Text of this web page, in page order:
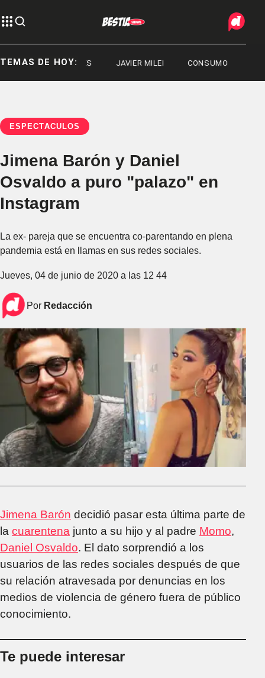
TEMAS DE HOY:
DEPORTES JAVIER MILEI CONSUMO
ESPECTÁCULOS
Jimena Barón y Daniel
Osvaldo a puro "palazo" en
Instagram
La ex- pareja que se encuentra co-parentando en plena
pandemia está en llamas en sus redes sociales.
Jueves, 04 de junio de 2020 a las 12 44
Por Redacción
Jimena Barón decidió pasar esta última parte de
la cuarentena junto a su hijo y al padre Momo,
Daniel Osvaldo. El dato sorprendió a los
usuarios de las redes sociales después de que
su relación atravesada por denuncias en los
medios de violencia de género fuera de público
conocimiento.
Te puede interesar